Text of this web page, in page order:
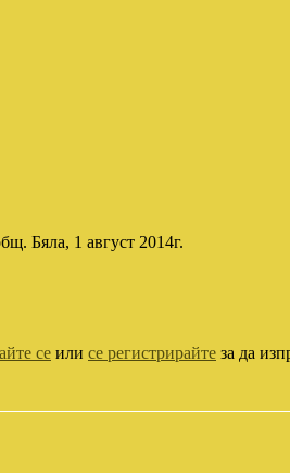
Бяла, 1 август 2014г.
се или се регистрирайте за да